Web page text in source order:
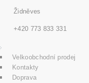
Židněves
+420 773 833 331
Velkoobchodní prodej
Kontakty
Doprava